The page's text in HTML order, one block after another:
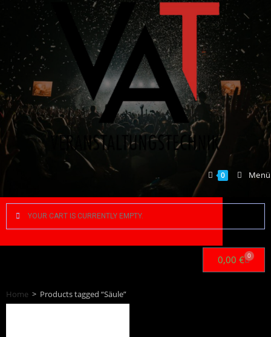
0 Menü
YOUR CART IS CURRENTLY EMPTY.
0,00 € 0
Home > Products tagged “Säule”